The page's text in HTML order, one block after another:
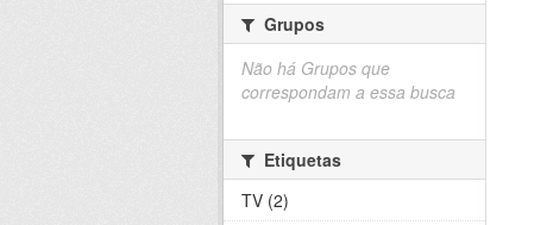
Grupos
Não há Grupos que
correspondam a essa busca
Etiquetas
TV (2)